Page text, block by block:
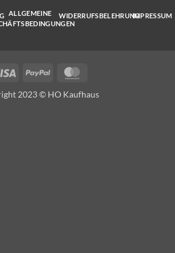
ALLGEMEINE
WIDERRUFSBELEHRUNGIMPRESSUM
Visa PayPal
2023 © HO Kaufhaus